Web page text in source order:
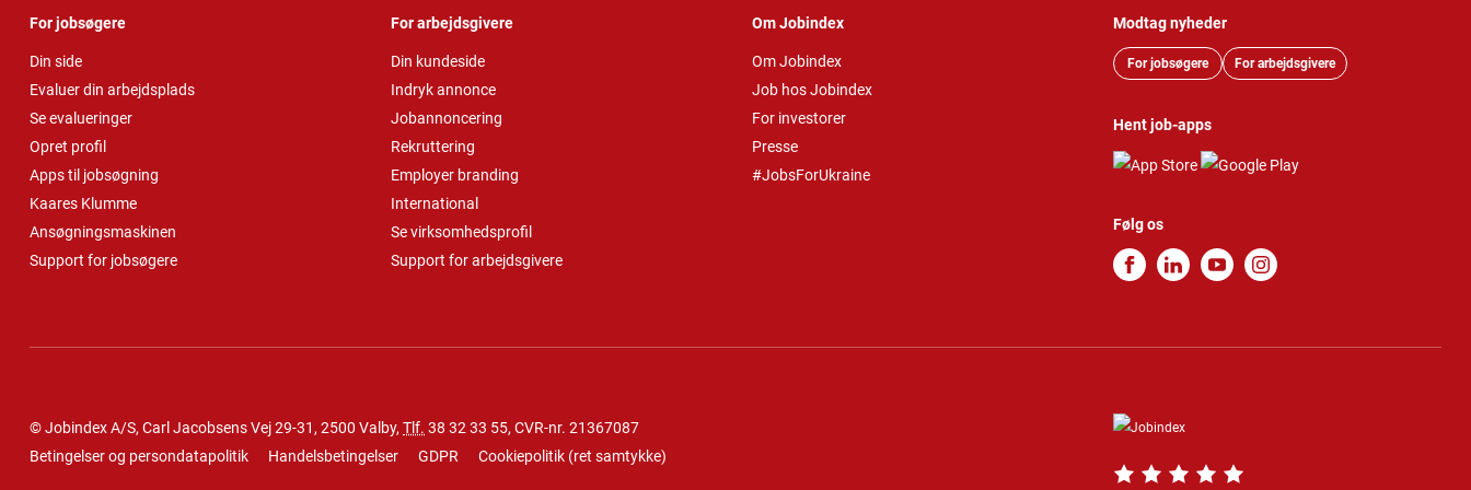
For jobsøgere
Din side
Evaluer din arbejdsplads
Se evalueringer
Opret profil
Apps til jobsøgning
Kaares Klumme
Ansøgningsmaskinen
Support for jobsøgere
For arbejdsgivere
Din kundeside
Indryk annonce
Jobannoncering
Rekruttering
Employer branding
International
Se virksomhedsprofil
Support for arbejdsgivere
Om Jobindex
Om Jobindex
Job hos Jobindex
For investorer
Presse
#JobsForUkraine
Modtag nyheder
For jobsøgere For arbejdsgivere
Hent job-apps
Følg os
© Jobindex A/S, Carl Jacobsens Vej 29-31, 2500 Valby, Tlf. 38 32 33 55, CVR-nr. 21367087
Betingelser og persondatapolitik
Handelsbetingelser GDPR Cookiepolitik (ret samtykke)